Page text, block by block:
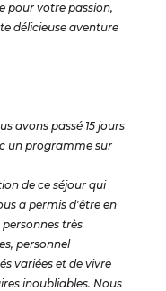
pour votre passion,
délicieuse aventure
avons passé 15 jours
un programme sur
de ce séjour qui
a permis d'être en
très
personnel
variées et de vivre
inoubliables. Nous